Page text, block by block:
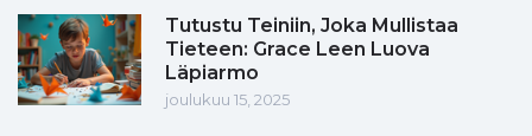
Tutustu Teiniin, Joka Mullistaa
Tieteen: Grace Leen Luova
Läpiarmo
joulukuu 15, 2025